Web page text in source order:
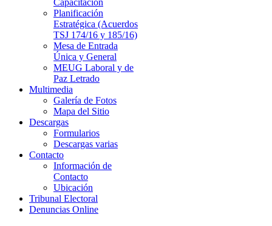
Capacitación
Planificación
Estratégica (Acuerdos
TSJ 174/16 y 185/16)
Mesa de Entrada
Única y General
MEUG Laboral y de
Paz Letrado
Multimedia
Galería de Fotos
Mapa del Sitio
Descargas
Formularios
Descargas varias
Contacto
Información de
Contacto
Ubicación
Tribunal Electoral
Denuncias Online